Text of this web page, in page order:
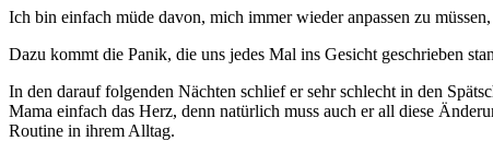
Ich bin einfach müde davon, mich immer wieder anpassen zu
Dazu kommt die Panik, die uns jedes Mal ins Gesicht geschrieben
In den darauf folgenden Nächten schlief er sehr schlecht in den
Mama einfach das Herz, denn natürlich muss auch er all diese
Routine in ihrem Alltag.